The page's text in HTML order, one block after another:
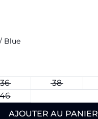
Blue
36 38
AJOUTER AU PANIER